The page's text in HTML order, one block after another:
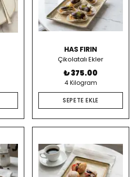
HAS FIRIN
Çikolatalı Ekler
₺ 375.00
4 Kilogram
SEPETE EKLE